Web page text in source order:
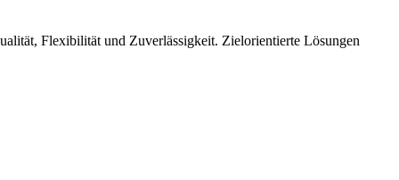
Flexibilität und Zuverlässigkeit. Zielorientierte Lösungen